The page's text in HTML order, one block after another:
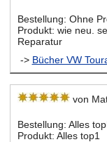
Bestellung: Ohne
Produkt: wie neu.
Reparatur
-> Bücher VW
von
Bestellung: Alles
Produkt: Alles top1